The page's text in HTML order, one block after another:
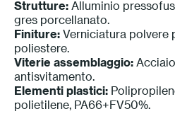
Prodotti
Realizzazioni
Color Revolution
Strutture: Alluminio
gres porcellanato.
Finiture: Verniciatura polvere
poliestere.
Viterie assemblaggio:
antisvitamento.
Elementi plastici:
polietilene, PA66+FV50%.